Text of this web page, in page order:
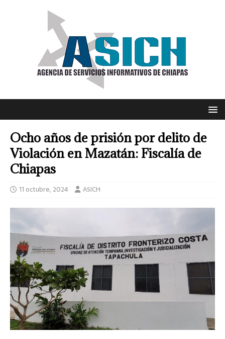
Ocho años de prisión por delito de
Violación en Mazatán: Fiscalía de
Chiapas
11 octubre, 2024 ASICH